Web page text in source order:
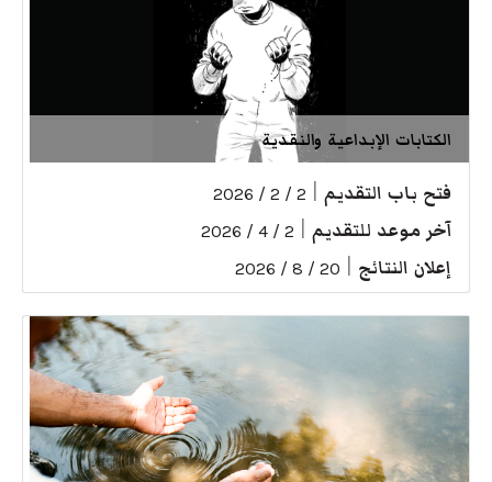
الكتابات الإبداعية والنقدية
فتح باب التقديم 2 / 2 / 2026
آخر موعد للتقديم 2 / 4 / 2026
إعلان النتائج 20 / 8 / 2026